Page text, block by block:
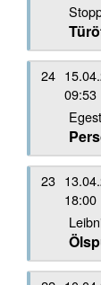
24
09:53
23
18:00